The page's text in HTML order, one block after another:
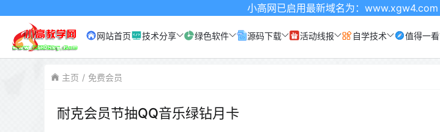
小高网已启用最新域名为：www.xgw4.com 记得收藏哦
网站首页 技术分享 绿色软件 源码下载 活动线报 自学技术 值得一看
主页 免费会员
耐克会员节抽QQ音乐绿钻月卡